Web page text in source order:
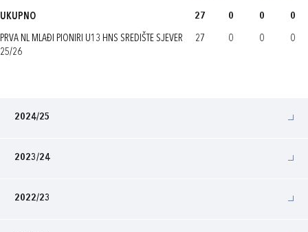
UKUPNO 27 0 0 0
PRVA NL MLAĐI PIONIRI U13 HNS SREDIŠTE SJEVER
25/26
27 0 0 0
2024/25
2023/24
2022/23